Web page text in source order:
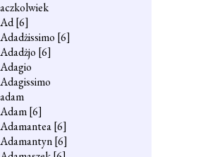
aczkolwiek
Ad[6]
Adadżissimo [6]
Adadżjo [6]
Adagio
Adagissimo
adam
Adam[6]
Adamantea[6]
Adamantyn[6]